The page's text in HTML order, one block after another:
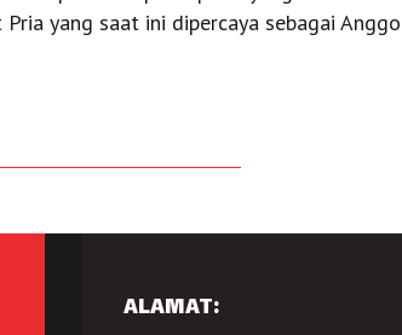
yang saat ini dipercaya sebagai
ALAMAT: